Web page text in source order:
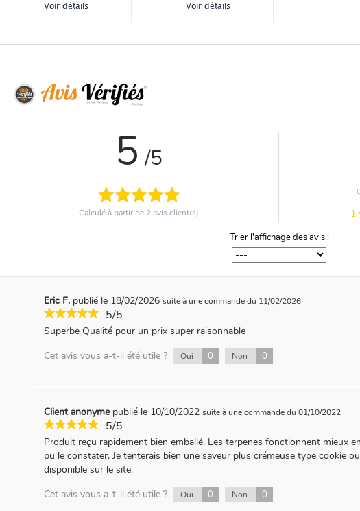
terpènes de façon
CBD, ou encore dans
Voir détails
spray pulvérise les
fleurs, résines,
Voir détails
5 /5
Calculé à partir de 2 avis client(s) 1
Trier l'affichage des avis :
Eric F. publié le 18/02/2026 suite à une commande du 11/02/2026
5/5
Superbe Qualité pour un prix super raisonnable
Cet avis vous a-t-il été utile ?
Oui 0 Non 0
Client anonyme publié le 10/10/2022 suite à une commande du 01/10/2022
5/5
Produit reçu rapidement bien emballé. Les terpenes fonctionnent mieux
pu le constater. Je tenterais bien une saveur plus crémeuse type cookie
disponible sur le site.
Cet avis vous a-t-il été utile ?
Oui 0 Non 0